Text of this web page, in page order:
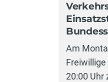
Am
20:00 Uhr